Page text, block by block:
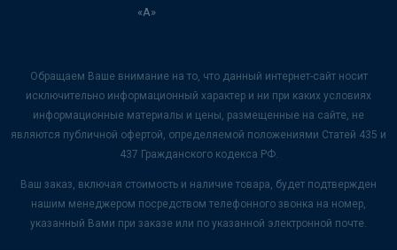
«А»
Обращаем Ваше внимание на то, что данный интернет-сайт носит
исключительно информационный характер и ни при каких условиях
информационные материалы и цены, размещенные на сайте, не
являются публичной офертой, определяемой положениями Статей 435 и
437 Гражданского кодекса РФ.
Ваш заказ, включая стоимость и наличие товара, будет подтвержден
нашим менеджером посредством телефонного звонка на номер,
указанный Вами при заказе или по указанной электронной почте.